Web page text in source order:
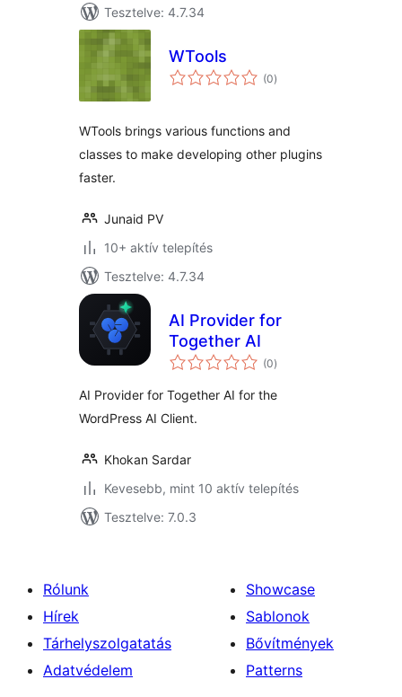
Tesztelve: 4.7.34
WTools
(0értékelés
összesen
)
WTools brings various functions and
classes to make developing other plugins
faster.
Junaid PV
10+ aktív telepítés
Tesztelve: 4.7.34
AI Provider for
Together AI
(0értékelés
összesen
)
AI Provider for Together AI for the
WordPress AI Client.
Khokan Sardar
Kevesebb, mint 10 aktív telepítés
Tesztelve: 7.0.3
Rólunk
Hírek
Tárhelyszolgatatás
Adatvédelem
Showcase
Sablonok
Bővítmények
Patterns